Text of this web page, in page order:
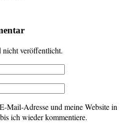
veröffentlicht.
Mail-Adresse und meine Website in
ich wieder kommentiere.